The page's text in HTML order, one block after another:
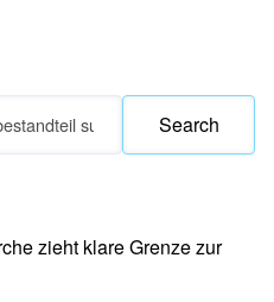
zieht klare Grenze zur